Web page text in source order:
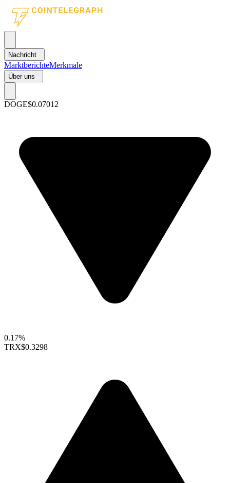
Nachricht
MarktberichteMerkmale
Über uns
DOGE$0.07012
0.17%
TRX$0.3298